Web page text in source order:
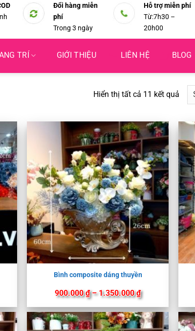
Đổi hàng miễn
phí
Trong 3 ngày
Hỗ trợ miễn phí
Từ:7h30 –
20h00
TRÍ GIỚI THIỆU LIÊN HỆ BLOG
Hiển thị tất cả 11 kết quảĐã
sắp
theo
mới
nhất
Bình composite dáng thuyền
900.000₫ – 1.350.000₫Khoảng
giá:
từ
900.000 ₫
đến